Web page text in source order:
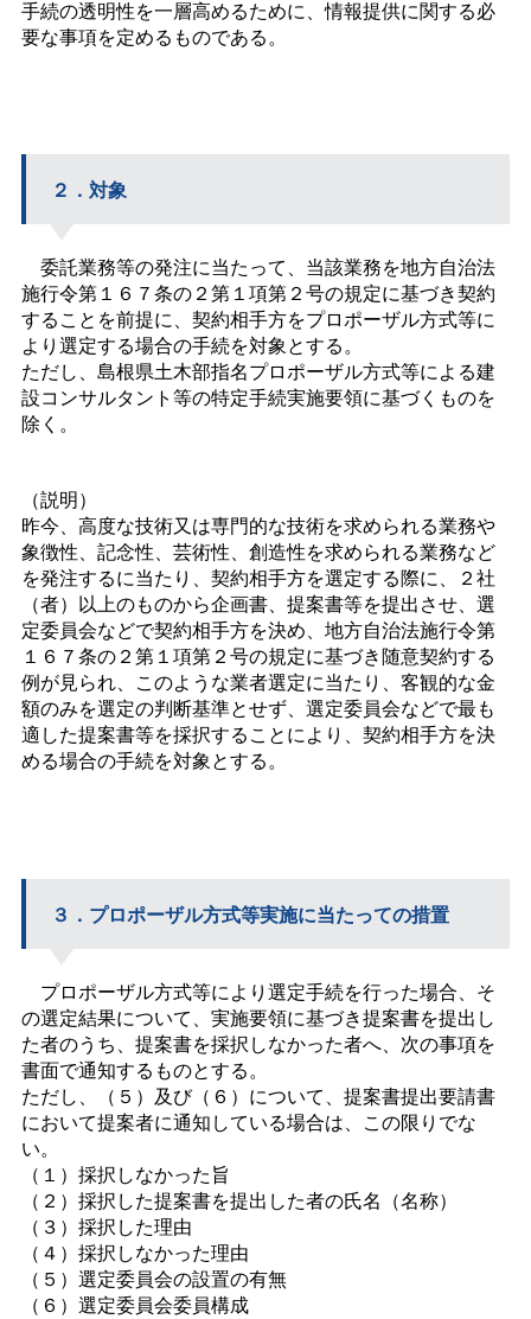
手続の透明性を一層高めるために、情報提供に関する必
要な事項を定めるものである。
２．対象
委託業務等の発注に当たって、当該業務を地方自治法
施行令第１６７条の２第１項第２号の規定に基づき契約
することを前提に、契約相手方をプロポーザル方式等に
より選定する場合の手続を対象とする。
ただし、島根県土木部指名プロポーザル方式等による建
設コンサルタント等の特定手続実施要領に基づくものを
除く。
（説明）
昨今、高度な技術又は専門的な技術を求められる業務や
象徴性、記念性、芸術性、創造性を求められる業務など
を発注するに当たり、契約相手方を選定する際に、２社
（者）以上のものから企画書、提案書等を提出させ、選
定委員会などで契約相手方を決め、地方自治法施行令第
１６７条の２第１項第２号の規定に基づき随意契約する
例が見られ、このような業者選定に当たり、客観的な金
額のみを選定の判断基準とせず、選定委員会などで最も
適した提案書等を採択することにより、契約相手方を決
める場合の手続を対象とする。
３．プロポーザル方式等実施に当たっての措置
プロポーザル方式等により選定手続を行った場合、そ
の選定結果について、実施要領に基づき提案書を提出し
た者のうち、提案書を採択しなかった者へ、次の事項を
書面で通知するものとする。
ただし、（５）及び（６）について、提案書提出要請書
において提案者に通知している場合は、この限りでな
い。
（１）採択しなかった旨
（２）採択した提案書を提出した者の氏名（名称）
（３）採択した理由
（４）採択しなかった理由
（５）選定委員会の設置の有無
（６）選定委員会委員構成